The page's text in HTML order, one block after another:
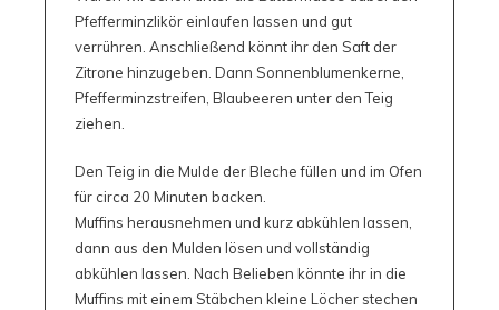
Pfefferminzlikör einlaufen lassen und gut
verrühren. Anschließend könnt ihr den Saft der
Zitrone hinzugeben. Dann Sonnenblumenkerne,
Pfefferminzstreifen, Blaubeeren unter den Teig
ziehen.
Den Teig in die Mulde der Bleche füllen und im Ofen
für circa 20 Minuten backen.
Muffins herausnehmen und kurz abkühlen lassen,
dann aus den Mulden lösen und vollständig
abkühlen lassen. Nach Belieben könnte ihr in die
Muffins mit einem Stäbchen kleine Löcher stechen